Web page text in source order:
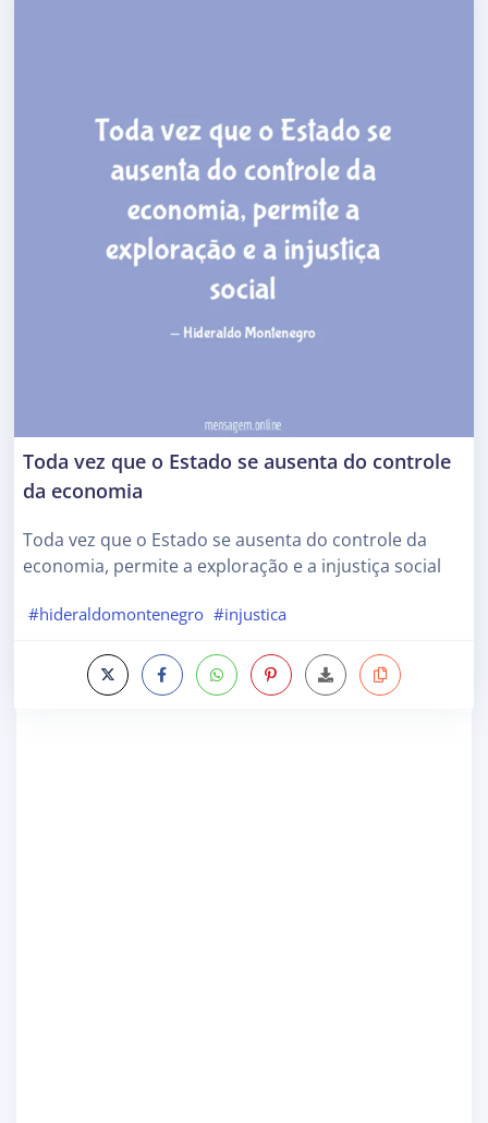
Toda vez que o Estado se ausenta do controle
da economia
Toda vez que o Estado se ausenta do controle da
economia, permite a exploração e a injustiça social
#hideraldomontenegro #injustica